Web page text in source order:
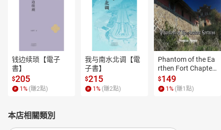
钱边续琐【電子
書】
$205
1 % (賺2點)
我与南水北调【電
子書】
$215
1 % (賺2點)
Phantom of the Ea
rthen Fort Chapter
4【有聲書】
$149
1 % (賺1 點)
本店相關類別